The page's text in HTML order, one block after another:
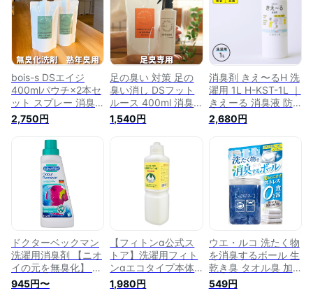
洗剤 衣類洗剤 漂白
剤 ニオイ取り 汗臭
ヨウ素 洗濯槽クリー
ナー 洗濯機 消臭 さ
よならダニー 梅雨対
策
洗剤 洗濯洗剤 つけ
おき 無香料 部屋
干し 衣類用 加齢臭
対策 対策 改善 消臭
剤 防臭 皮膚ガス
剤 つけおき 無香料
部屋干し 衣類用 加
齢臭対策 対策 改善
消臭剤 老人 年配 熟
年 加齢 わきが対策
男性 女性 子供
bois-s DSエイジ
400mlパウチ×2本セ
ット スプレー 消臭
除菌 抗菌 におい 臭
い 匂い 加齢臭 体臭
汗臭 オトナ臭 ワキ
ガ ミドル脂臭 消臭
洗剤 洗剤 洗濯洗剤
つけおき 無香料 部
屋干し 衣類用 加齢
臭対策 対策 改善 消
臭剤 老人 熟年 年寄
り 加齢 わきが対策
男性 女性 子供
2,750円
足の臭い 対策 足の
臭い消し DSフット
ルース 400ml 消臭
除菌 抗菌 におい 臭
い 匂い 子供 アンモ
ニア 上履き 靴 靴下
靴用 スニーカー 消
臭洗剤 洗剤 洗濯洗
剤 無香料 つけおき
部屋干し 汗臭 汗じ
レー 加齢臭
1,540円
消臭剤 きえ〜るH 洗
濯用 1L H-KST-1L ｜
きえーる 消臭液 防
臭 部屋干し臭 生乾
き臭 抗菌 強力消臭
無香 カビ予防 汗臭
加齢臭 天然成分
100% バイオ消臭剤
2,680円
ドクターベックマン
洗濯用消臭剤 【ニオ
イの元を無臭化】 汗
臭、加齢臭、部屋干
し臭、ペット臭 オド
945円〜
【フィトンα公式ス
トア】洗濯用フィト
ンαエコタイプ本体
800ml【洗濯用消
臭・抗菌剤】【植物
1,980円
ウエ・ルコ 洗たく物
を消臭するボール 生
乾き臭 タオル臭 加
齢臭 皮脂 汗 微香性
抗菌 ハッカ精油 洗
549円